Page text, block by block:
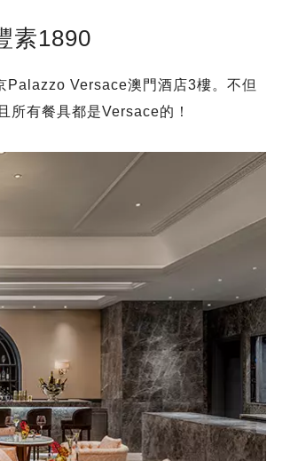
素1890
Versace澳門酒店3樓。不但
有餐具都是Versace的！